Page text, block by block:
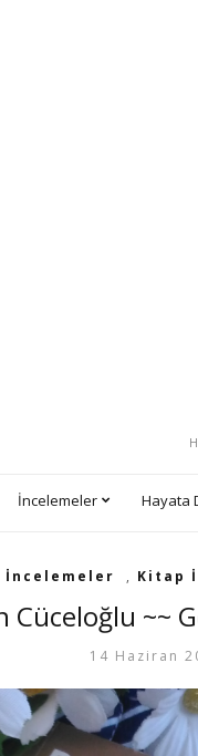
İncelemeler Hayata
İncelemeler , Kitap
Cüceloğlu ~~
14 Haziran